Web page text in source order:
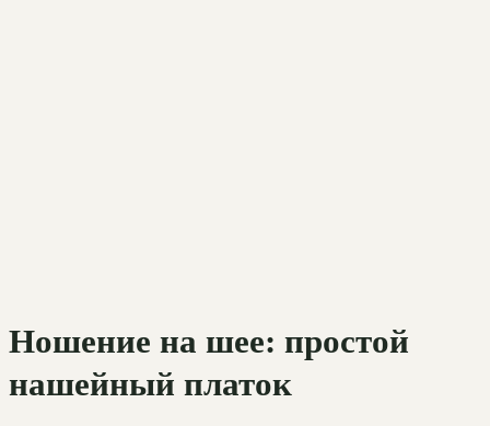
Ношение на шее: простой
нашейный платок